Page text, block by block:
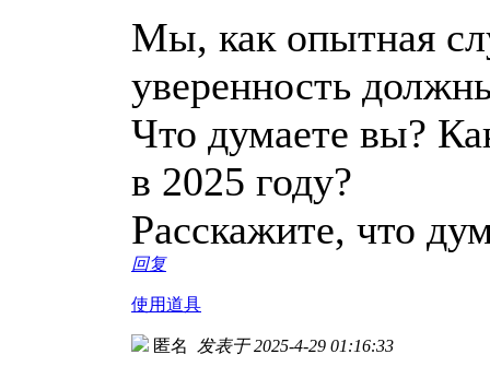
Мы, как опытная
уверенность
Что думаете вы?
в 2025 году?
Расскажите, что
回复
使用道具
匿名 发表于 2025-4-29 01:16:33